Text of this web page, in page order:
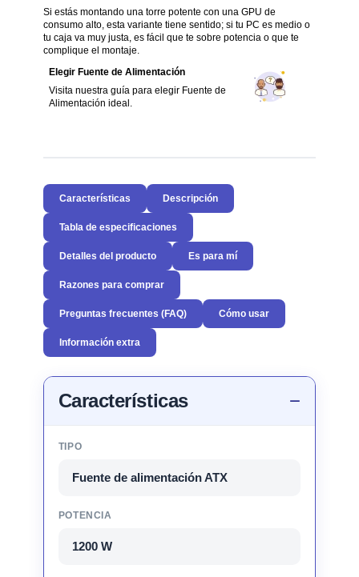
Si estás montando una torre potente con una GPU de
consumo alto, esta variante tiene sentido; si tu PC es medio o
tu caja va muy justa, es fácil que te sobre potencia o que te
complique el montaje.
Elegir Fuente de Alimentación
Visita nuestra guía para elegir Fuente de
Alimentación ideal.
Características Descripción
Tabla de especificaciones
Detalles del producto Es para mí
Razones para comprar
Preguntas frecuentes (FAQ) Cómo usar
Información extra
Características
TIPO
Fuente de alimentación ATX
POTENCIA
1200 W